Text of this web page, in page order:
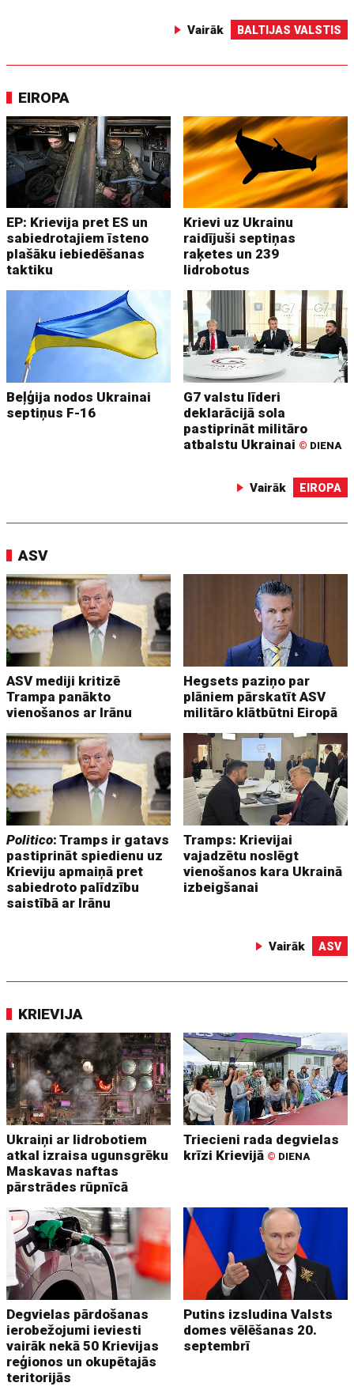
Vairāk BALTIJAS VALSTIS
EIROPA
EP: Krievija pret ES un
sabiedrotajiem īsteno
plašāku iebiedēšanas
taktiku
Krievi uz Ukrainu
raidījuši septiņas
raķetes un 239
lidrobotus
Beļģija nodos Ukrainai
septiņus F-16
G7 valstu līderi
deklarācijā sola
pastiprināt militāro
atbalstu Ukrainai © DIENA
Vairāk EIROPA
ASV
ASV mediji kritizē
Trampa panākto
vienošanos ar Irānu
Hegsets paziņo par
plāniem pārskatīt ASV
militāro klātbūtni Eiropā
Politico: Tramps ir gatavs
pastiprināt spiedienu uz
Krieviju apmaiņā pret
sabiedroto palīdzību
saistībā ar Irānu
Tramps: Krievijai
vajadzētu noslēgt
vienošanos kara Ukrainā
izbeigšanai
Vairāk ASV
KRIEVIJA
Ukraiņi ar lidrobotiem
atkal izraisa ugunsgrēku
Maskavas naftas
pārstrādes rūpnīcā
Triecieni rada degvielas
krīzi Krievijā © DIENA
Degvielas pārdošanas
ierobežojumi ieviesti
vairāk nekā 50 Krievijas
reģionos un okupētajās
teritorijās
Putins izsludina Valsts
domes vēlēšanas 20.
septembrī